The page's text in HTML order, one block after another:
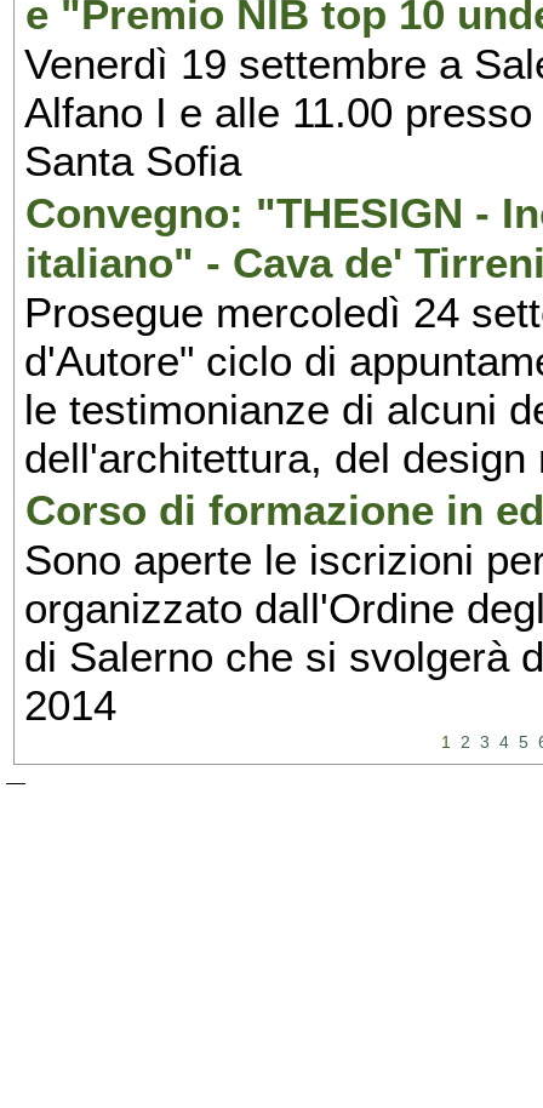
e "Premio NIB top 10
Venerdì 19 settembre a
Alfano I e alle 11.00
Santa Sofia
Convegno: "THESIGN -
italiano" - Cava de'
Prosegue mercoledì 24
d'Autore" ciclo di
le testimonianze di alcuni
dell'architettura, del
Corso di formazione in
Sono aperte le iscrizioni
organizzato dall'Ordine
di Salerno che si svolgerà
2014
1 2 3 4 5